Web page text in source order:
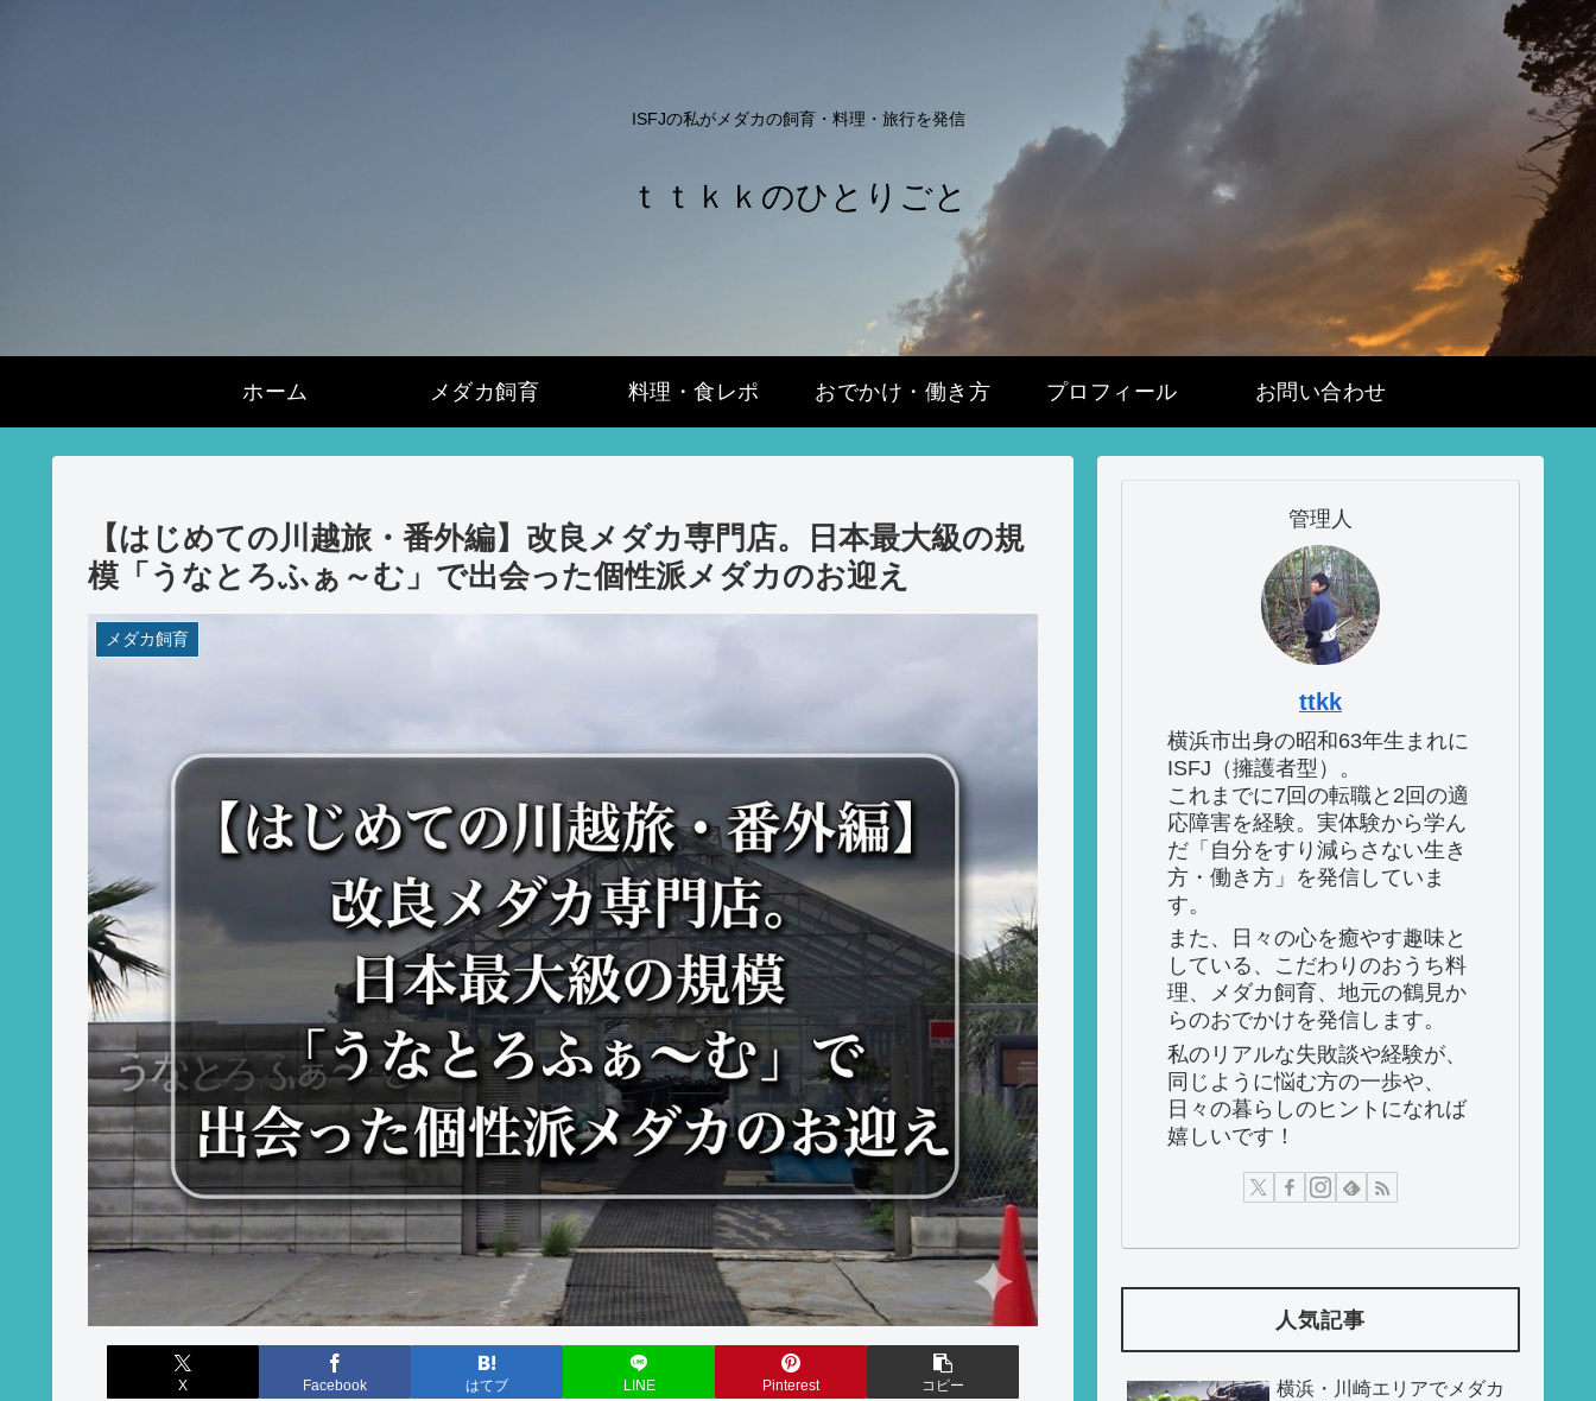
ISFJの私がメダカの飼育・料理・旅行を発信
ｔｔｋｋのひとりごと
ホーム メダカ飼育 料理・食レポ おでかけ・働き方 プロフィール お問い合わせ
【はじめての川越旅・番外編】改良メダカ専門店。日本最大級の規
模「うなとろふぁ～む」で出会った個性派メダカのお迎え
メダカ飼育
X Facebook はてブ LINE Pinterest コピー
管理人
ttkk
横浜市出身の昭和63年生まれに
ISFJ（擁護者型）。
これまでに7回の転職と2回の適
応障害を経験。実体験から学ん
だ「自分をすり減らさない生き
方・働き方」を発信していま
す。
また、日々の心を癒やす趣味と
している、こだわりのおうち料
理、メダカ飼育、地元の鶴見か
らのおでかけを発信します。
私のリアルな失敗談や経験が、
同じように悩む方の一歩や、
日々の暮らしのヒントになれば
嬉しいです！
人気記事
横浜・川崎エリアでメダカ